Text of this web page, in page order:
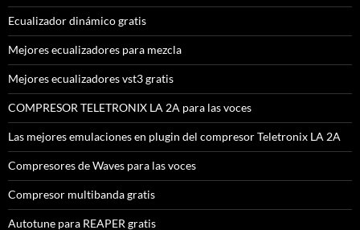
Ecualizador dinámico gratis
Mejores ecualizadores para mezcla
Mejores ecualizadores vst3 gratis
COMPRESOR TELETRONIX LA 2A para las voces
Las mejores emulaciones en plugin del compresor Teletronix LA 2A
Compresores de Waves para las voces
Compresor multibanda gratis
Autotune para REAPER gratis